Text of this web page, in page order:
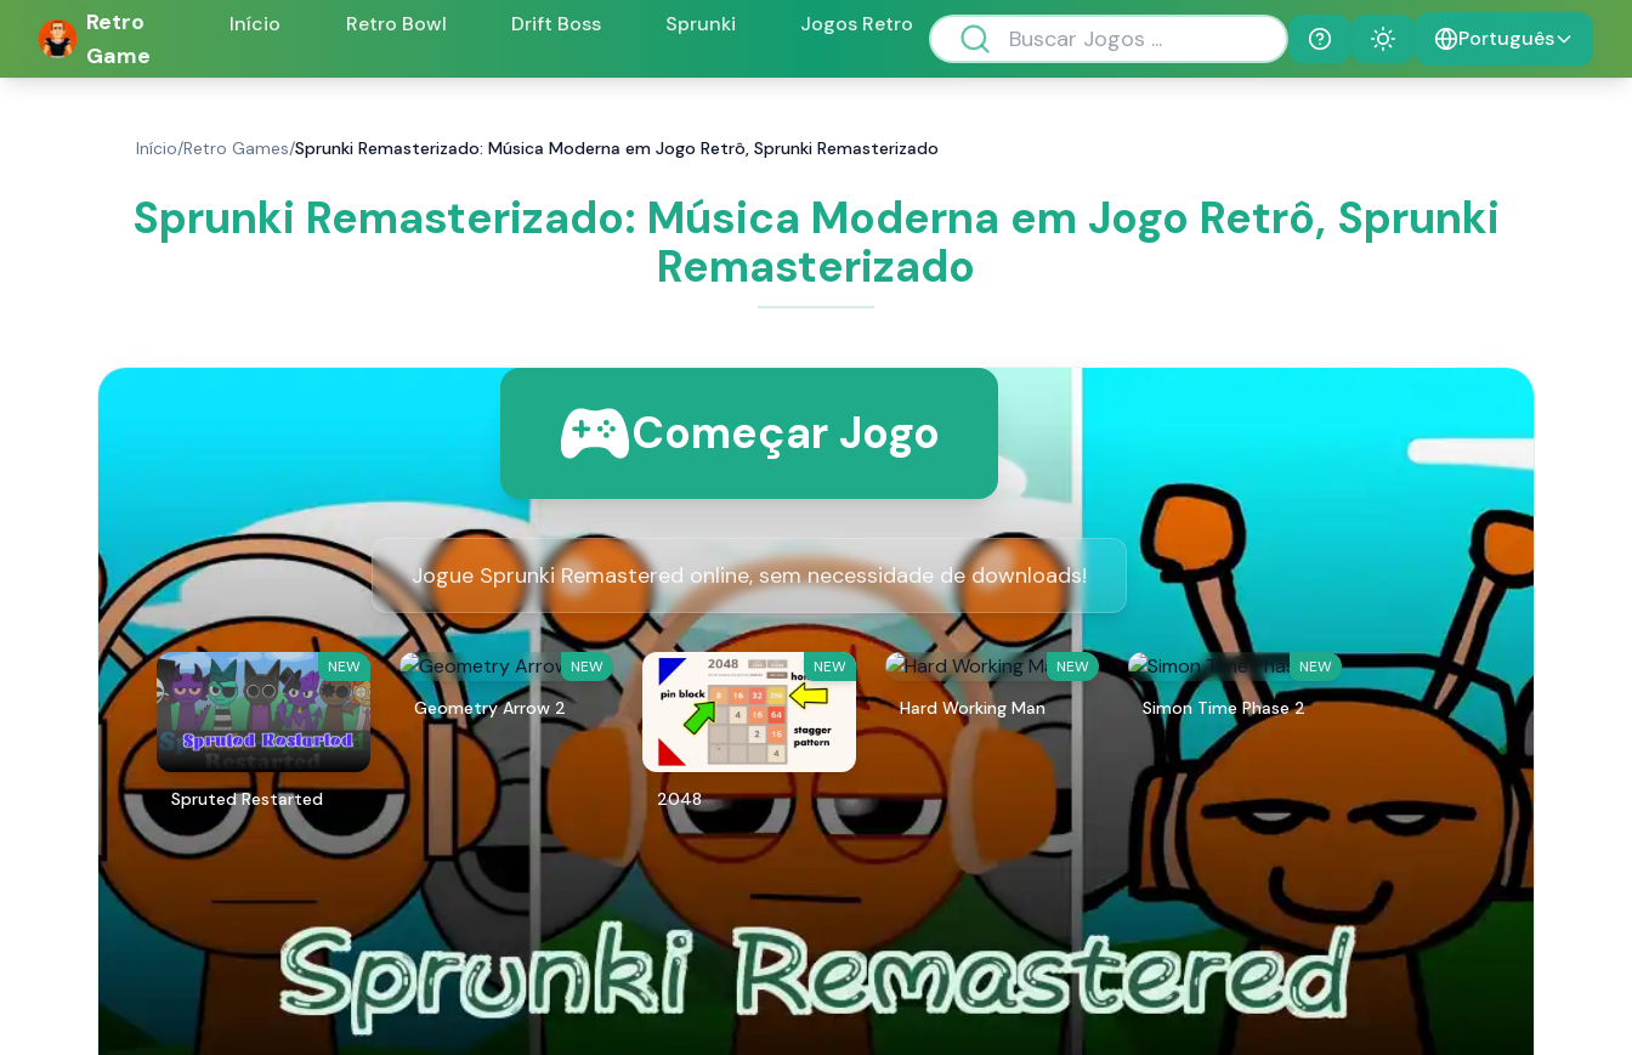
Retro
Game
Início Retro Bowl Drift Boss Sprunki
Jogos Retro
Help
Theme Português
Início/Retro Games/Sprunki Remasterizado: Música Moderna em Jogo Retrô, Sprunki Remasterizado
Sprunki Remasterizado: Música Moderna em Jogo Retrô, Sprunki
Remasterizado
Começar Jogo
Jogue Sprunki Remastered online, sem necessidade de downloads!
NEW
Spruted Restarted
NEW
Geometry Arrow 2
NEW
2048
NEW
Hard Working Man
NEW
Simon Time Phase 2